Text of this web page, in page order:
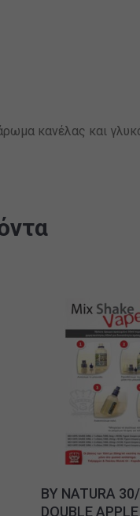
κανέλας και
BY NATURA
DOUBLE